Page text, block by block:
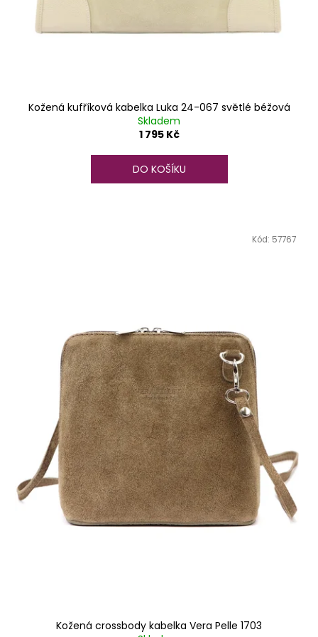
Kožená kufříková kabelka Luka 24-067 světlé béžová
Skladem
1 795 Kč
DO KOŠÍKU
Kožená crossbody kabelka Vera Pelle 1703
Kód: 57767